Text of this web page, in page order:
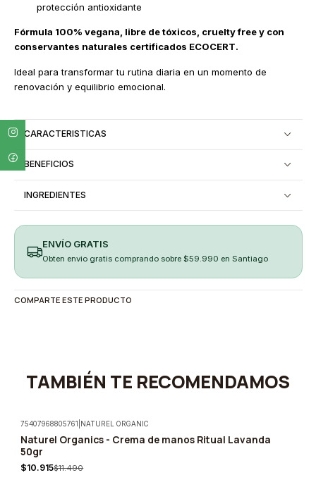
protección antioxidante
Fórmula 100% vegana, libre de tóxicos, cruelty free y con
conservantes naturales certificados ECOCERT.
Ideal para transformar tu rutina diaria en un momento de
renovación y equilibrio emocional.
CARACTERISTICAS
BENEFICIOS
INGREDIENTES
ENVÍO GRATIS
Obten envio gratis comprando sobre $59.990 en Santiago
COMPARTE ESTE PRODUCTO
TAMBIÉN TE RECOMENDAMOS
-5%
75407968805761 NATUREL ORGANIC
Naturel Organics - Crema de manos Ritual Lavanda
50gr
$10.915$11.490